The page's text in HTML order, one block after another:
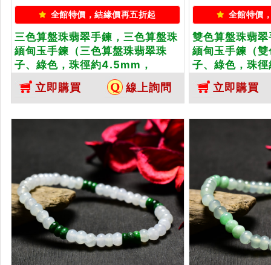
全館特價，結緣價再五折起
三色算盤珠翡翠手鍊，三色算盤珠
緬甸玉手鍊（三色算盤珠翡翠珠
子、綠色，珠徑約4.5mm，
OPP025）。客製化設計各種翡翠
珠串、翡翠珠子、緬甸玉手鍊、緬
甸玉珠串、緬甸玉珠子、緬甸玉手
珠。★附A貨翡翠雙證書
立即購買 線上詢問
全館特價
雙色算盤珠翡
緬甸玉手鍊（
子、綠色，珠
OPP028）。
珠串、翡翠珠
甸玉珠串、緬
珠。★附A貨翡
立即購買